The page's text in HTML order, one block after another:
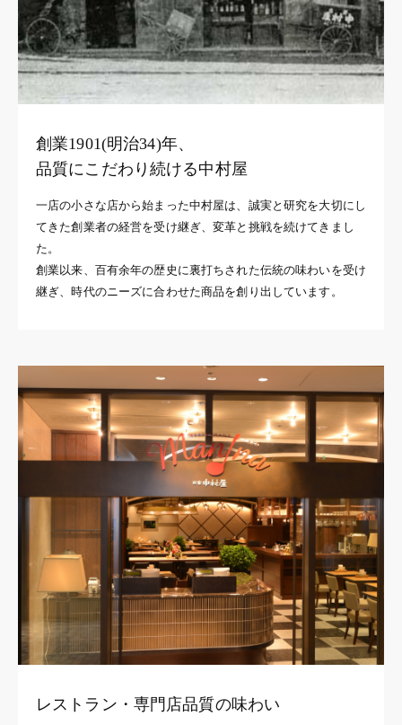
創業1901(明治34)年、
品質にこだわり続ける中村屋
一店の小さな店から始まった中村屋は、誠実と研究を大切にし
てきた創業者の経営を受け継ぎ、変革と挑戦を続けてきまし
た。
創業以来、百有余年の歴史に裏打ちされた伝統の味わいを受け
継ぎ、時代のニーズに合わせた商品を創り出しています。
レストラン・専門店品質の味わい